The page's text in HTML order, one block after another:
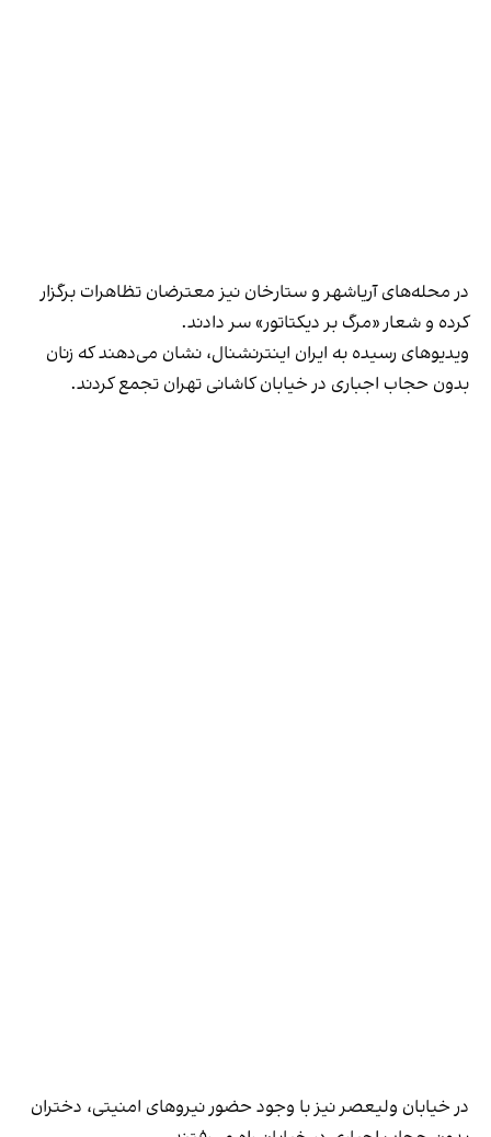
در محله‌های آریاشهر و ستارخان نیز معترضان تظاهرات برگزار
کرده و شعار «مرگ بر دیکتاتور» سر دادند.
ویدیوهای رسیده به ایران اینترنشنال، نشان می‌دهند که زنان
بدون حجاب اجباری در خیابان کاشانی تهران تجمع کردند.
در خیابان ولیعصر نیز با وجود حضور نیروهای امنیتی، دختران